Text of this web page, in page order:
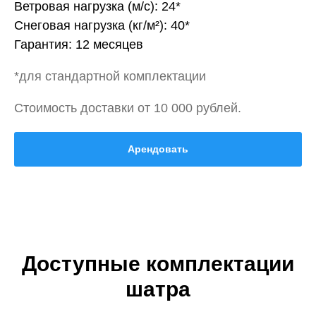
Ветровая нагрузка (м/с): 24*
Снеговая нагрузка (кг/м²): 40*
Гарантия: 12 месяцев
*для стандартной комплектации
Стоимость доставки от 10 000 рублей.
Арендовать
Доступные комплектации
шатра